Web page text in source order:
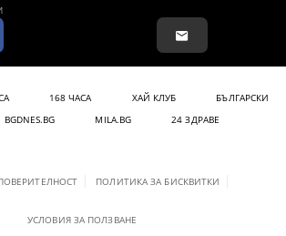
168 ЧАСА ХАЙ КЛУБ
БЪЛГАРСКИ
BGDNES.BG MILA.BG 24 ЗДРАВЕ
ПОЛИТИКА ЗА БИСКВИТКИ
УСЛОВИЯ ЗА ПОЛЗВАНЕ